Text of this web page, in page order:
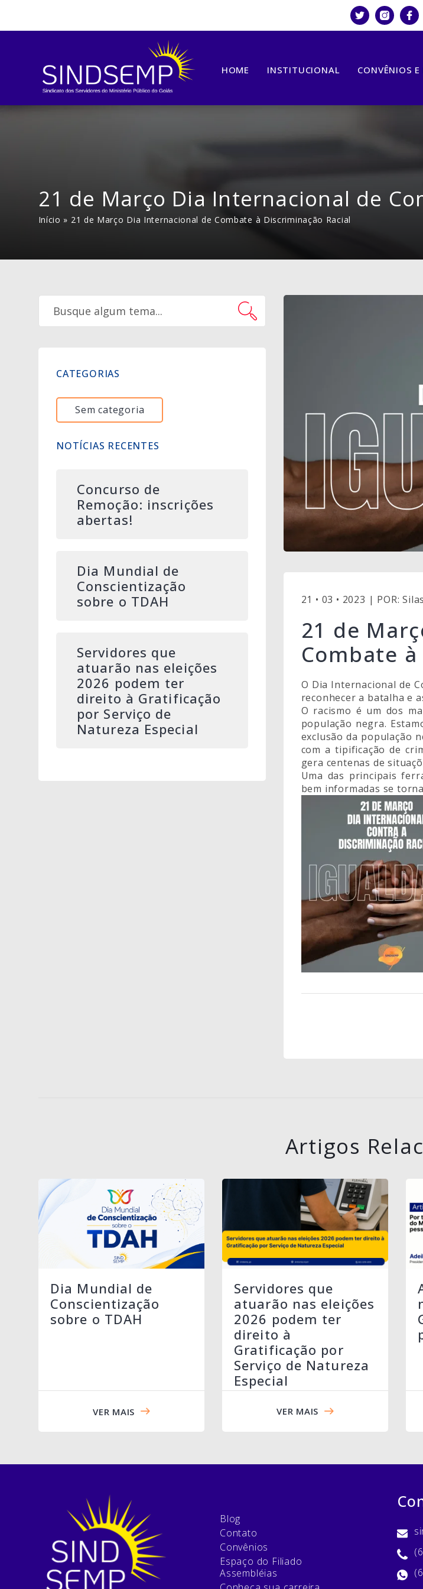
HOME INSTITUCIONAL CONVÊNIOS E
21 de Março Dia Internacional de
Início » 21 de Março Dia Internacional de Combate à Discriminação Racial
CATEGORIAS
Sem categoria
NOTÍCIAS RECENTES
Concurso de
Remoção: inscrições
abertas!
Dia Mundial de
Conscientização
sobre o TDAH
Servidores que
atuarão nas eleições
2026 podem ter
direito à Gratificação
por Serviço de
Natureza Especial
21 • 03 • 2023 | POR:
21 de
Combate
O Dia Internacional de
reconhecer a batalha e
O racismo é um dos
população negra.
exclusão da população
com a tipificação de
gera centenas de
Uma das principais
bem informadas se
Artigos
Dia Mundial de
Conscientização
sobre o TDAH
VER MAIS
Servidores que
atuarão nas eleições
2026 podem ter
direito à
Gratificação por
Serviço de Natureza
Especial
VER MAIS
Blog
Contato
Convênios
Espaço do Filiado
Assembléias